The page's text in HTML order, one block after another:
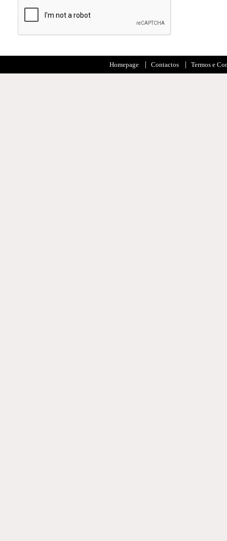
Homepage Contactos Termos e